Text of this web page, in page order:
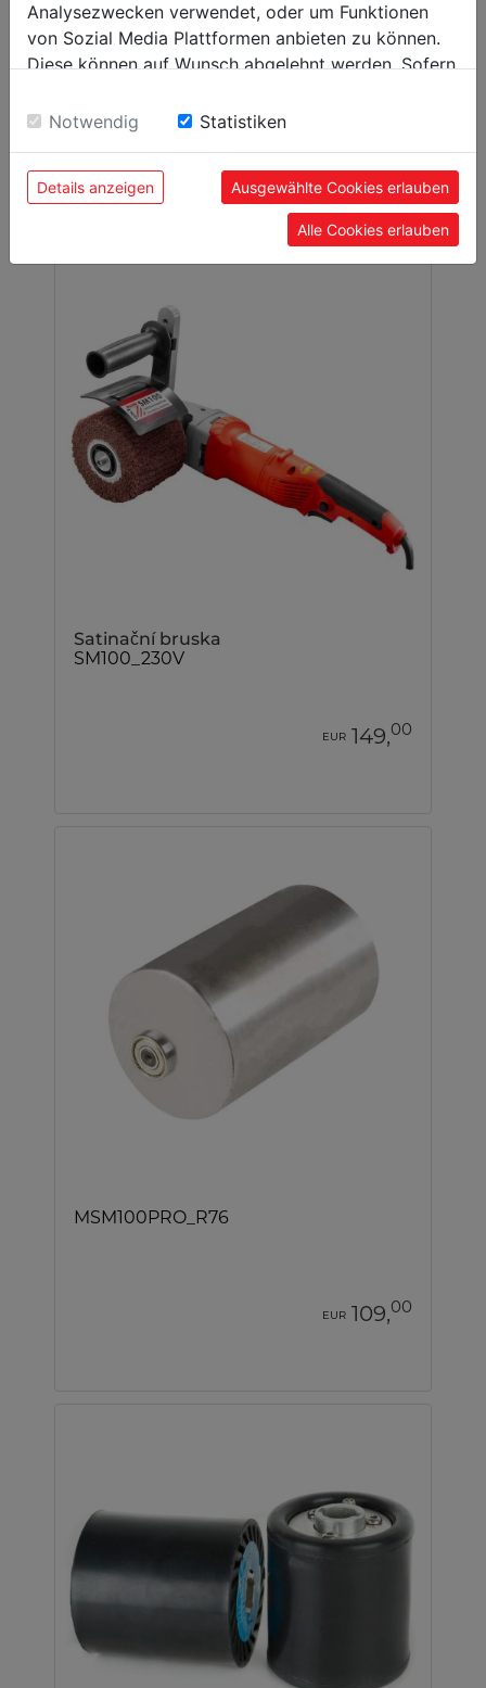
Pásová bruska na trubky
159,00
Satinační bruska
SM100_230V
EUR 149,00
MSM100PRO_R76
EUR 109,00
Analysezwecken verwendet, oder um Funktionen
von Sozial Media Plattformen anbieten zu können.
Diese können auf Wunsch abgelehnt werden. Sofern
Einwilligung zu unseren Cookies.
Notwendig Statistiken
Details anzeigen Ausgewählte Cookies erlauben
Alle Cookies erlauben